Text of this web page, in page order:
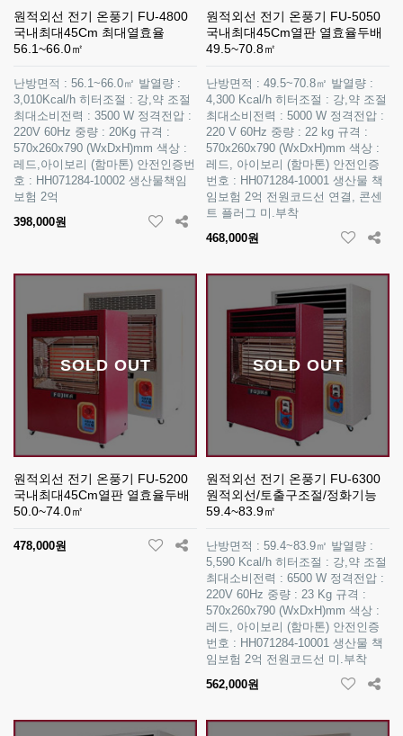
원적외선 전기 온풍기 FU-4800
국내최대45Cm 최대열효율
56.1~66.0㎡
난방면적 : 56.1~66.0㎡ 발열량 :
3,010Kcal/h 히터조절 : 강,약 조절
최대소비전력 : 3500 W 정격전압 :
220V 60Hz 중량 : 20Kg 규격 :
570x260x790 (WxDxH)mm 색상 :
레드,아이보리 (함마톤) 안전인증번
호 : HH071284-10002 생산물책임
보험 2억
398,000원
원적외선 전기 온풍기 FU-5050
국내최대45Cm열판 열효율두배
49.5~70.8㎡
난방면적 : 49.5~70.8㎡ 발열량 :
4,300 Kcal/h 히터조절 : 강,약 조절
최대소비전력 : 5000 W 정격전압 :
220 V 60Hz 중량 : 22 kg 규격 :
570x260x790 (WxDxH)mm 색상 :
레드, 아이보리 (함마톤) 안전인증
번호 : HH071284-10001 생산물 책
임보험 2억 전원코드선 연결, 콘센
트 플러그 미.부착
468,000원
SOLD OUT
원적외선 전기 온풍기 FU-5200
국내최대45Cm열판 열효율두배
50.0~74.0㎡
478,000원
SOLD OUT
원적외선 전기 온풍기 FU-6300
원적외선/토출구조절/정화기능
59.4~83.9㎡
난방면적 : 59.4~83.9㎡ 발열량 :
5,590 Kcal/h 히터조절 : 강,약 조절
최대소비전력 : 6500 W 정격전압 :
220V 60Hz 중량 : 23 Kg 규격 :
570x260x790 (WxDxH)mm 색상 :
레드, 아이보리 (함마톤) 안전인증
번호 : HH071284-10001 생산물 책
임보험 2억 전원코드선 미.부착
562,000원